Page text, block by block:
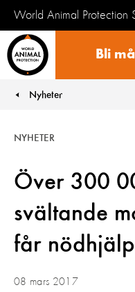
World Animal Protection
Bli
You are here:
Nyheter
Över 300
svältande
får nödhjälp
NYHETER
08 mars 2017